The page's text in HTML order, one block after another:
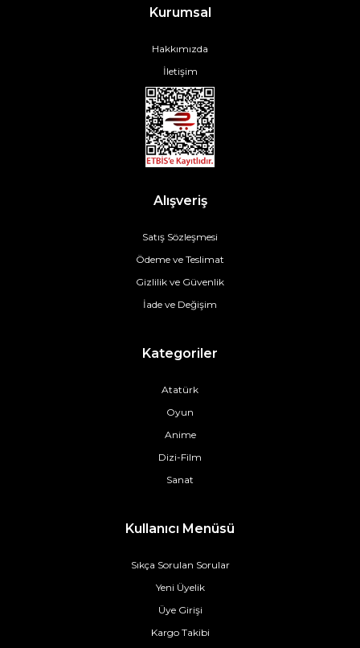
Kurumsal
Hakkımızda
İletişim
Alışveriş
Satış Sözleşmesi
Ödeme ve Teslimat
Gizlilik ve Güvenlik
İade ve Değişim
Kategoriler
Atatürk
Oyun
Anime
Dizi-Film
Sanat
Kullanıcı Menüsü
Sıkça Sorulan Sorular
Yeni Üyelik
Üye Girişi
Kargo Takibi